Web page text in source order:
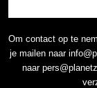
Om contact op te
je mailen naar
naar